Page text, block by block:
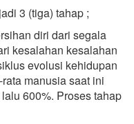
3 (tiga) tahap ;
diri dari segala
kesalahan kesalahan
evolusi kehidupan
manusia saat ini
600%. Proses tahap